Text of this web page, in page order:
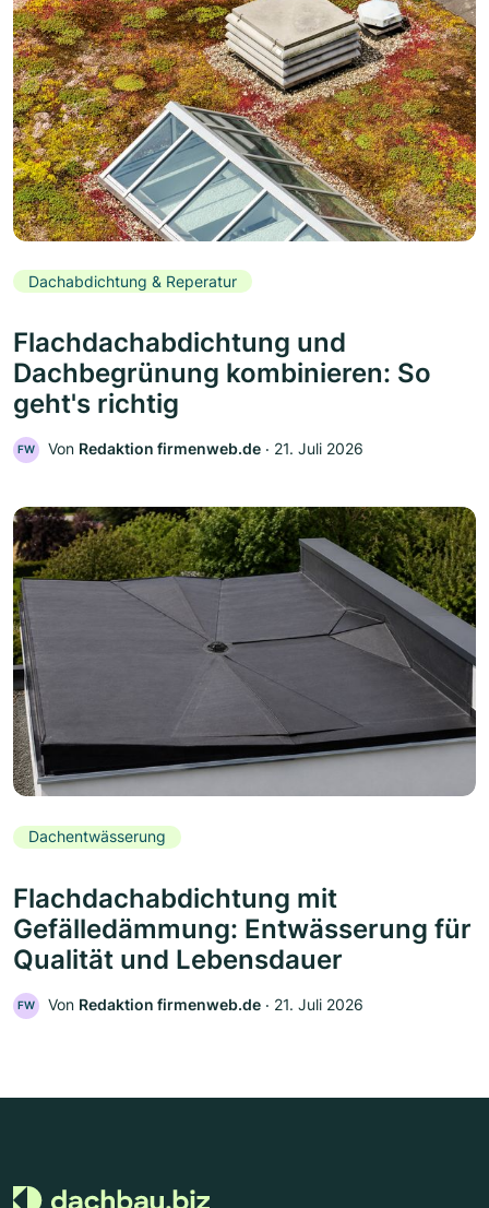
Dachabdichtung & Reperatur
Flachdachabdichtung und
Dachbegrünung kombinieren: So
geht's richtig
FW Von Redaktion firmenweb.de ‧ 21. Juli 2026
Dachentwässerung
Flachdachabdichtung mit
Gefälledämmung: Entwässerung für
Qualität und Lebensdauer
FW Von Redaktion firmenweb.de ‧ 21. Juli 2026